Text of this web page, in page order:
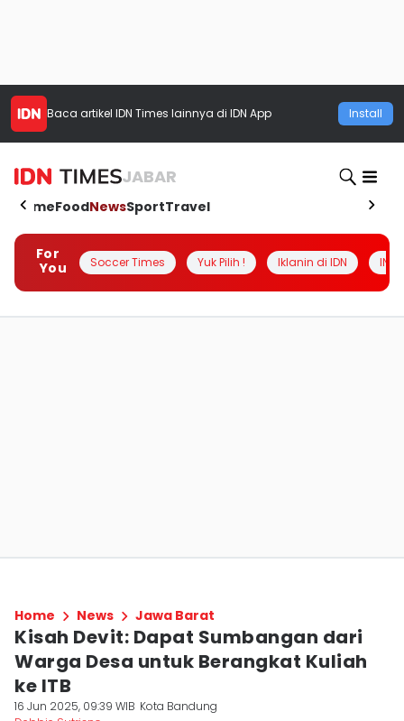
Baca artikel IDN Times lainnya di IDN App Install
JABAR
HomeFoodNewsSportTravel
For
You
Soccer Times Yuk Pilih ! Iklanin di IDN
Home News Jawa Barat
Kisah Devit: Dapat Sumbangan dari
Warga Desa untuk Berangkat Kuliah
ke ITB
16 Jun 2025, 09:39 WIB Kota Bandung